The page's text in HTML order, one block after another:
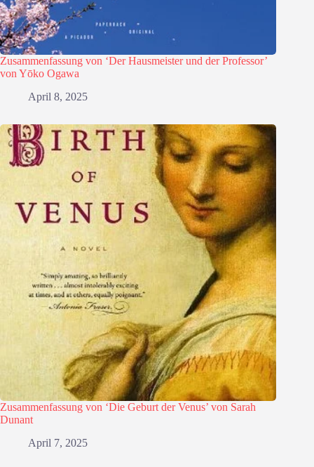
Zusammenfassung von ‘Der Hausmeister und der Professor’
von Yōko Ogawa
April 8, 2025
Zusammenfassung von ‘Die Geburt der Venus’ von Sarah
Dunant
April 7, 2025